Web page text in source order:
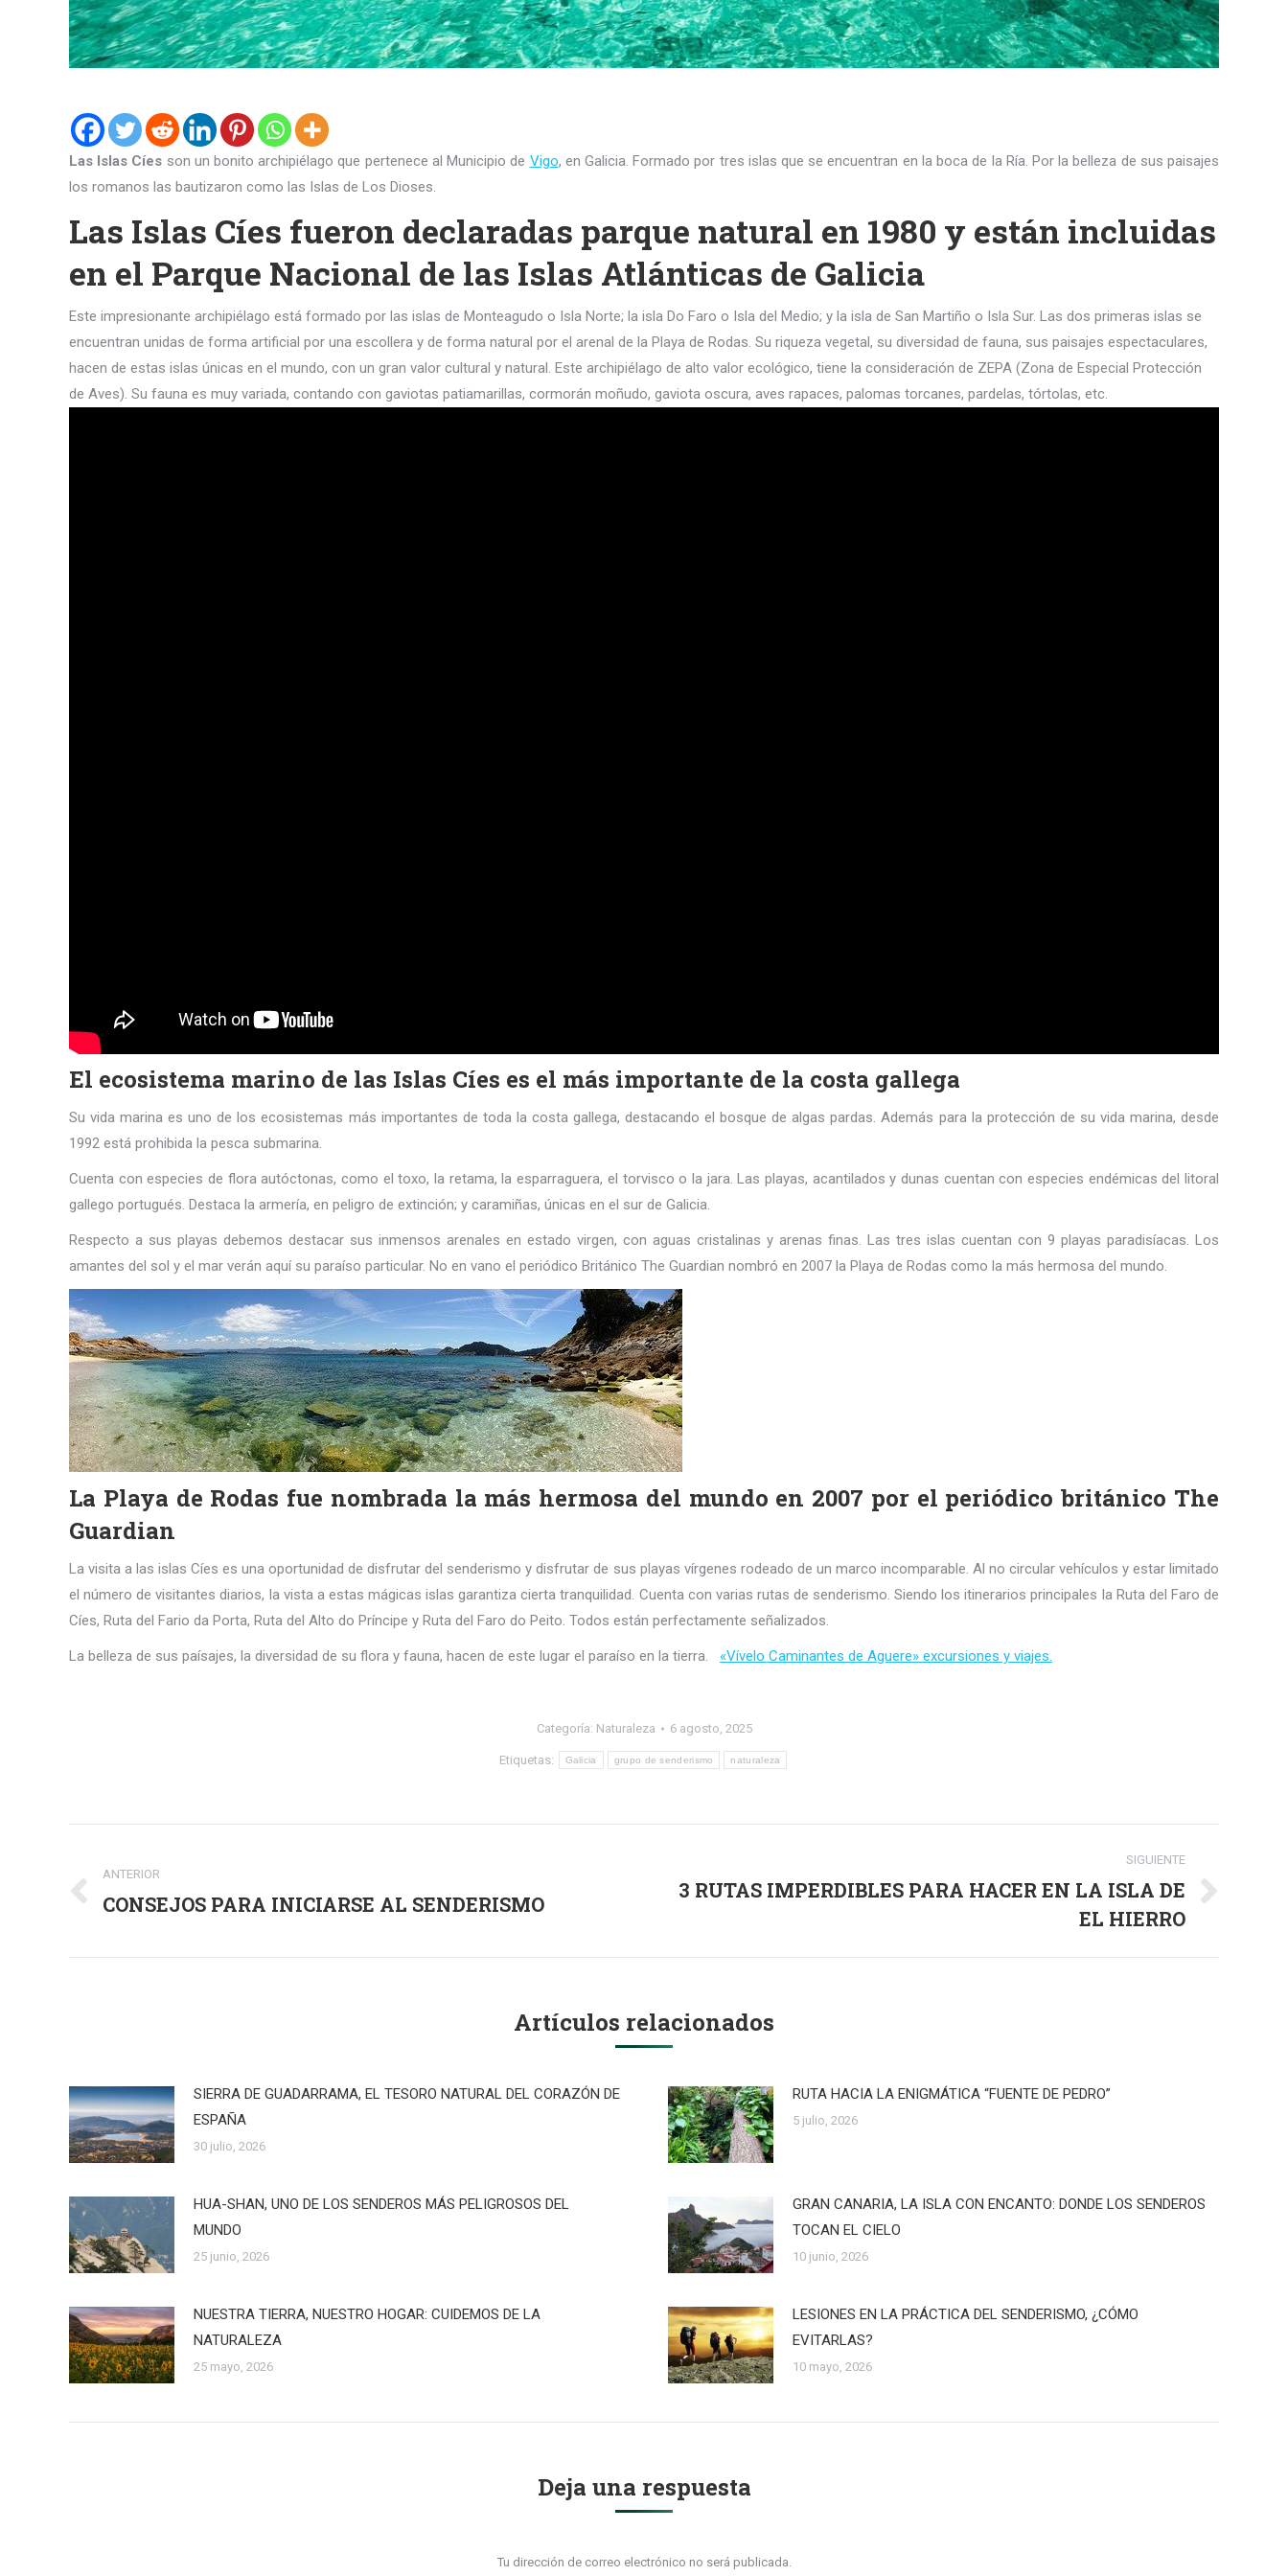
Las Islas Cíes son un bonito archipiélago que pertenece al Municipio de Vigo, en Galicia. Formado por tres islas que se encuentran en la boca de la Ría. Por la belleza de sus paisajes
los romanos las bautizaron como las Islas de Los Dioses.
Las Islas Cíes fueron declaradas parque natural en 1980 y están incluidas
en el Parque Nacional de las Islas Atlánticas de Galicia
Este impresionante archipiélago está formado por las islas de Monteagudo o Isla Norte; la isla Do Faro o Isla del Medio; y la isla de San Martiño o Isla Sur. Las dos primeras islas se
encuentran unidas de forma artificial por una escollera y de forma natural por el arenal de la Playa de Rodas. Su riqueza vegetal, su diversidad de fauna, sus paisajes espectaculares,
hacen de estas islas únicas en el mundo, con un gran valor cultural y natural. Este archipiélago de alto valor ecológico, tiene la consideración de ZEPA (Zona de Especial Protección
de Aves). Su fauna es muy variada, contando con gaviotas patiamarillas, cormorán moñudo, gaviota oscura, aves rapaces, palomas torcanes, pardelas, tórtolas, etc.
El ecosistema marino de las Islas Cíes es el más importante de la costa gallega
Su vida marina es uno de los ecosistemas más importantes de toda la costa gallega, destacando el bosque de algas pardas. Además para la protección de su vida marina, desde
1992 está prohibida la pesca submarina.
Cuenta con especies de flora autóctonas, como el toxo, la retama, la esparraguera, el torvisco o la jara. Las playas, acantilados y dunas cuentan con especies endémicas del litoral
gallego portugués. Destaca la armería, en peligro de extinción; y caramiñas, únicas en el sur de Galicia.
Respecto a sus playas debemos destacar sus inmensos arenales en estado virgen, con aguas cristalinas y arenas finas. Las tres islas cuentan con 9 playas paradisíacas. Los
amantes del sol y el mar verán aquí su paraíso particular. No en vano el periódico Británico The Guardian nombró en 2007 la Playa de Rodas como la más hermosa del mundo.
La Playa de Rodas fue nombrada la más hermosa del mundo en 2007 por el periódico británico The
Guardian
La visita a las islas Cíes es una oportunidad de disfrutar del senderismo y disfrutar de sus playas vírgenes rodeado de un marco incomparable. Al no circular vehículos y estar limitado
el número de visitantes diarios, la vista a estas mágicas islas garantiza cierta tranquilidad. Cuenta con varias rutas de senderismo. Siendo los itinerarios principales la Ruta del Faro de
Cíes, Ruta del Fario da Porta, Ruta del Alto do Príncipe y Ruta del Faro do Peito. Todos están perfectamente señalizados.
La belleza de sus paísajes, la diversidad de su flora y fauna, hacen de este lugar el paraíso en la tierra. «Vívelo Caminantes de Aguere» excursiones y viajes.
Categoría: Naturaleza 6 agosto, 2025
Etiquetas: Galicia grupo de senderismo naturaleza
entre
ANTERIOR
Publicación
CONSEJOS PARA INICIARSE AL SENDERISMO
SIGUIENTE
Publicación
3 RUTAS IMPERDIBLES PARA HACER EN LA ISLA DE
EL HIERRO
Artículos relacionados
SIERRA DE GUADARRAMA, EL TESORO NATURAL DEL CORAZÓN DE
ESPAÑA
30 julio, 2026
RUTA HACIA LA ENIGMÁTICA “FUENTE DE PEDRO”
5 julio, 2026
HUA-SHAN, UNO DE LOS SENDEROS MÁS PELIGROSOS DEL
MUNDO
25 junio, 2026
GRAN CANARIA, LA ISLA CON ENCANTO: DONDE LOS SENDEROS
TOCAN EL CIELO
10 junio, 2026
NUESTRA TIERRA, NUESTRO HOGAR: CUIDEMOS DE LA
NATURALEZA
25 mayo, 2026
LESIONES EN LA PRÁCTICA DEL SENDERISMO, ¿CÓMO
EVITARLAS?
10 mayo, 2026
Deja una respuesta
Tu dirección de correo electrónico no será publicada.